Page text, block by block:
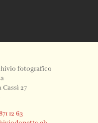
fotografico
Cassì 27
12 63